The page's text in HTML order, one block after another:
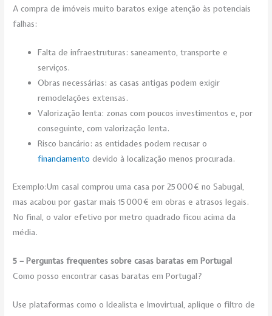
A compra de imóveis muito baratos exige atenção às potenciais
falhas:
Falta de infraestruturas: saneamento, transporte e
serviços.
Obras necessárias: as casas antigas podem exigir
remodelações extensas.
Valorização lenta: zonas com poucos investimentos e, por
conseguinte, com valorização lenta.
Risco bancário: as entidades podem recusar o
financiamentodevido à localização menos procurada.
Exemplo:Um casal comprou uma casa por 25 000 € no Sabugal,
mas acabou por gastar mais 15 000 € em obras e atrasos legais.
No final, o valor efetivo por metro quadrado ficou acima da
média.
5 – Perguntas frequentes sobre casas baratas em Portugal
Como posso encontrar casas baratas em Portugal?
Use plataformas como o Idealista e Imovirtual, aplique o filtro de